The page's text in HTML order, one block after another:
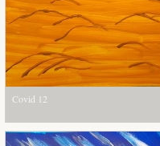
Covid 12